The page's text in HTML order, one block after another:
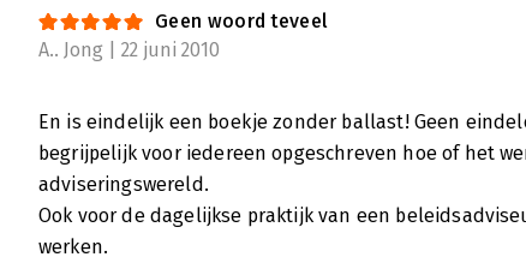
Geen woord teveel
A.. Jong | 22 juni 2010
En is eindelijk een boekje zonder ballast! Geen
begrijpelijk voor iedereen opgeschreven hoe of het
adviseringswereld.
Ook voor de dagelijkse praktijk van een
werken.